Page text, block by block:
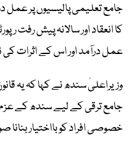
جامع تعلیمی پالیسیوں پر عمل
کا انعقاد اور سالانہ پیش رفت
عمل درآمد اور اس کے اثرات
وزیراعلیٰ سندھ نے کہا کہ یہ
جامع ترقی کے لیے سندھ کے
خصوصی افراد کو بااختیار